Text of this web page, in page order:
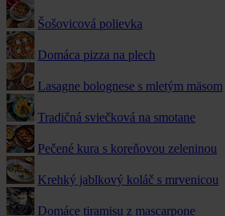
Šošovicová polievka
Domáca pizza na plech
Lasagne bolognese s mletým mäsom
Tradičná sviečková na smotane
Pečené kura s koreňovou zeleninou
Krehký jablkový koláč s mrvenicou
Domáce tiramisu z mascarpone